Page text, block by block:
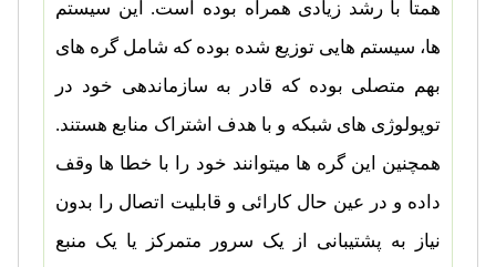
همتا با رشد زیادی همراه بوده است. این سیستم
ها، سیستم هایی توزیع شده بوده که شامل گره های
بهم متصلی بوده که قادر به سازماندهی خود در
توپولوژی های شبکه و با هدف اشتراک منابع هستند.
همچنین این گره ها میتوانند خود را با خطا ها وقف
داده و در عین حال کارائی و قابلیت اتصال را بدون
نیاز به پشتیبانی از یک سرور متمرکز یا یک منبع